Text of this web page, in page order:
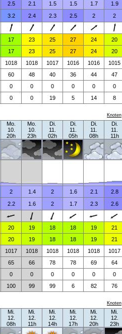
2.5 2.1 1.5 1.5 1.7 1.9
3.2 2.4 2.3 2.5 2 2
17 23 25 27 24 20
17 23 25 27 24 20
1018 1018 1017 1016 1016 1015
60 48 40 36 44 47
0 0 0 0 0 0
0 0 19 5 14 8
Knoten
Mo.
10.
20h
Mo.
10.
23h
Di.
11.
02h
Di.
11.
05h
Di.
11.
08h
Di.
11.
11h
2 1.4 2 1.6 2.1 2.8
2.2 1.6 2 1.7 2.3 2.6
20 19 18 18 19 21
20 19 18 18 19 21
1017 1018 1018 1018 1018 1017
65 66 78 78 69 64
0 0 0 0 0 0
100 99 99 6 82 76
Knoten
Mi.
12.
08h
Mi.
12.
11h
Mi.
12.
14h
Mi.
12.
17h
Mi.
12.
20h
Mi.
12.
23h